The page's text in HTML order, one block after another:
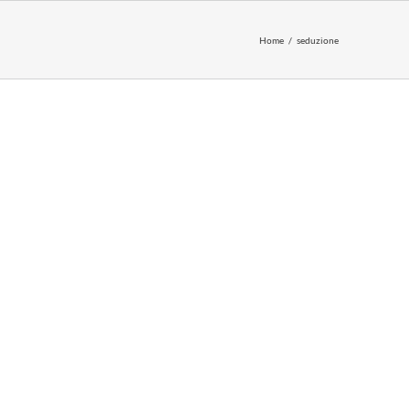
Home seduzione